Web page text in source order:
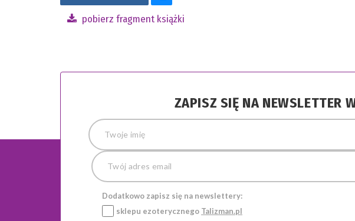
pobierz fragment książki
ZAPISZ SIĘ NA NEWSLETTER
Dodatkowo zapisz się na newslettery:
sklepu ezoterycznego Talizman.pl